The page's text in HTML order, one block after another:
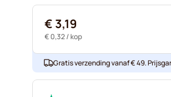
€ 3,19
€ 0,32/ kop
Gratis verzending vanaf € 49.